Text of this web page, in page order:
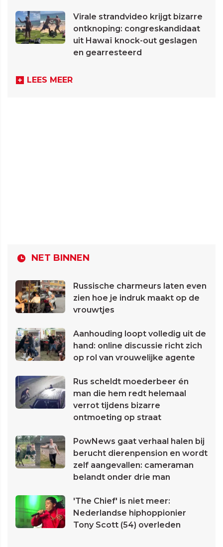
Virale strandvideo krijgt bizarre
ontknoping: congreskandidaat
uit Hawaï knock-out geslagen
en gearresteerd
LEES MEER
NET BINNEN
Russische charmeurs laten even
zien hoe je indruk maakt op de
vrouwtjes
Aanhouding loopt volledig uit de
hand: online discussie richt zich
op rol van vrouwelijke agente
Rus scheldt moederbeer én
man die hem redt helemaal
verrot tijdens bizarre
ontmoeting op straat
PowNews gaat verhaal halen bij
berucht dierenpension en wordt
zelf aangevallen: cameraman
belandt onder drie man
'The Chief' is niet meer:
Nederlandse hiphoppionier
Tony Scott (54) overleden